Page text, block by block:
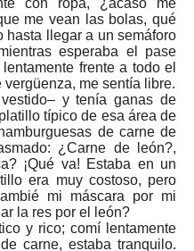
con ropa, ¿acaso me
me vean las bolas, qué
hasta llegar a un semáforo
esperaba el pase
frente a todo el
me sentía libre.
y tenía ganas de
típico de esa área de
de carne de
¿Carne de león?,
¡Qué va! Estaba en un
era muy costoso, pero
mi máscara por mi
la res por el león?
y rico; comí lentamente
carne, estaba tranquilo.